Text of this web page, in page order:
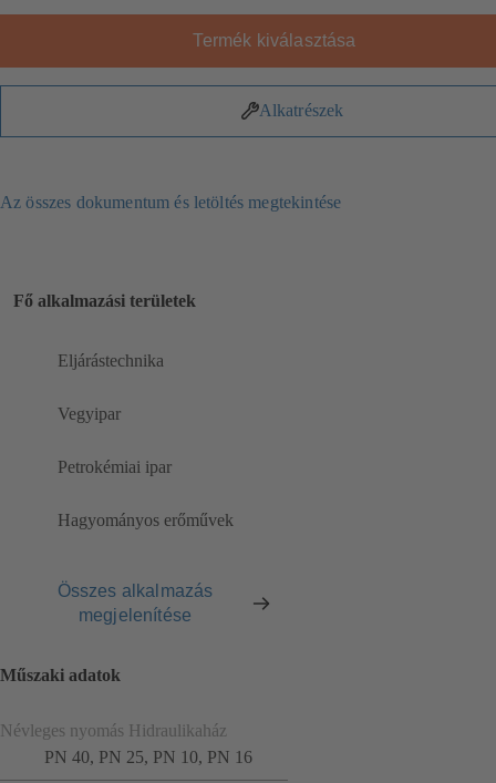
Termék kiválasztása
Alkatrészek
Az összes dokumentum és letöltés megtekintése
Fő alkalmazási területek
Eljárástechnika
Vegyipar
Petrokémiai ipar
Hagyományos erőművek
Összes alkalmazás
megjelenítése
Műszaki adatok
Névleges nyomás Hidraulikaház
PN 40, PN 25, PN 10, PN 16